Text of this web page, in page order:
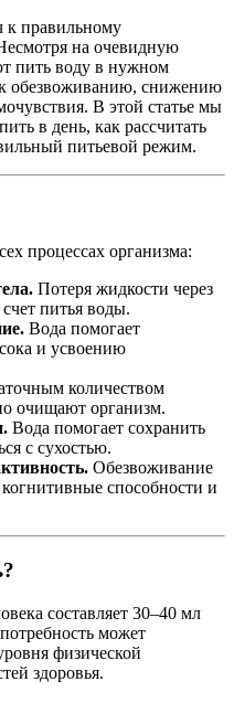
правильному
на очевидную
пить воду в нужном
обезвоживанию, снижению
В этой статье мы
в день, как рассчитать
питьевой режим.
процессах организма:
Потеря жидкости через
питья воды.
Вода помогает
и усвоению
количеством
очищают организм.
Вода помогает сохранить
с сухостью.
Обезвоживание
способности и
составляет 30–40 мл
может
физической
здоровья.